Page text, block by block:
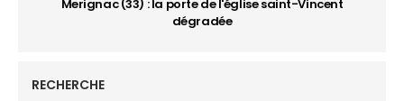
Merignac (33) : la porte de l'église saint-Vincent
dégradée
RECHERCHE